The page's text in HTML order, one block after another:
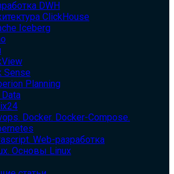
DWH
ClickHouse
Iceberg
Sense
Planning
Docker. Docker-Compose.
Web-разработка
Основы Linux